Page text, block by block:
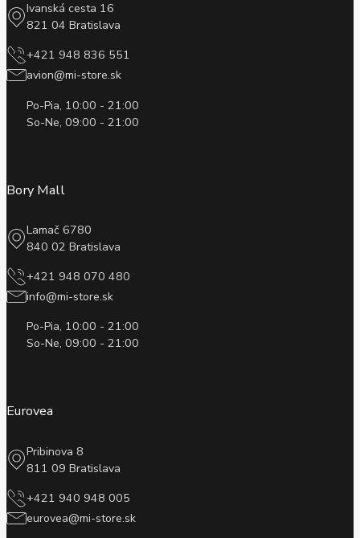
Ivanská cesta 16
821 04 Bratislava
+421 948 836 551
avion@mi-store.sk
Po-Pia, 10:00 - 21:00
So-Ne, 09:00 - 21:00
Bory Mall
Lamač 6780
840 02 Bratislava
+421 948 070 480
info@mi-store.sk
Po-Pia, 10:00 - 21:00
So-Ne, 09:00 - 21:00
Eurovea
Pribinova 8
811 09 Bratislava
+421 940 948 005
eurovea@mi-store.sk